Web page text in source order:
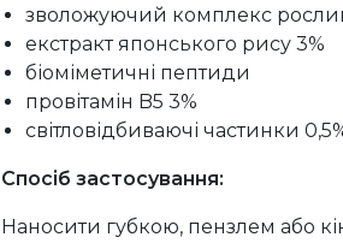
зволожуючий комплекс
екстракт японського рису 3%
біоміметичні пептиди
провітамін B5 3%
світловідбиваючі частинки
Спосіб застосування:
Наносити губкою, пензлем або